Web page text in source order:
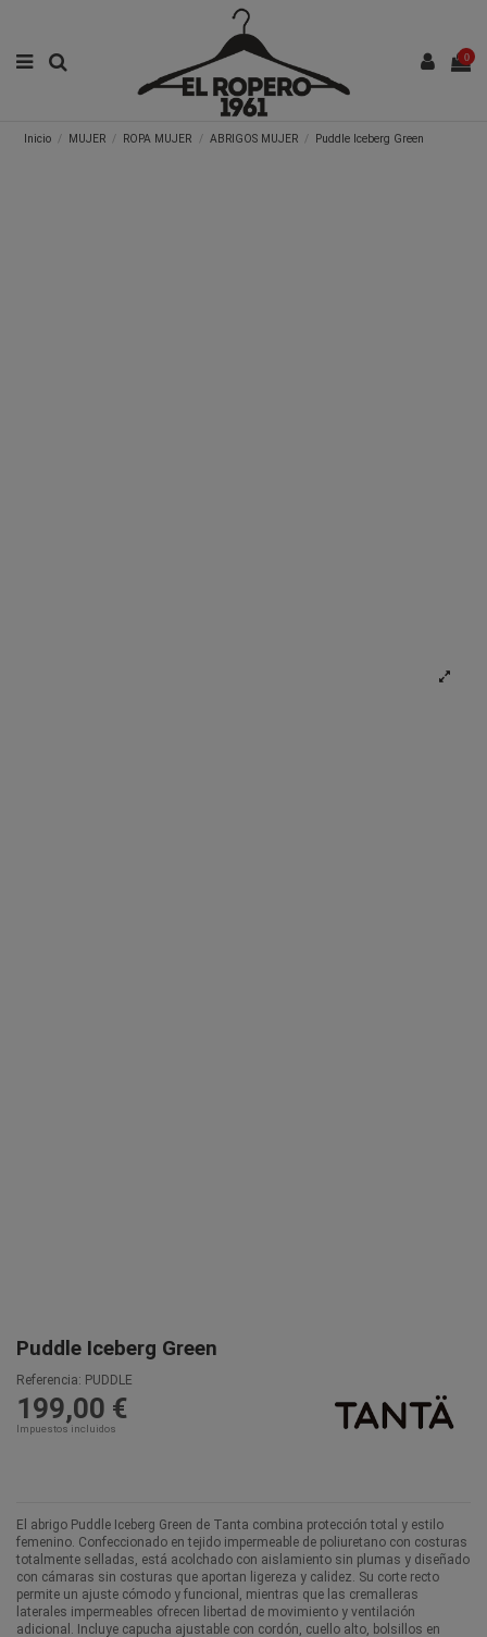
0
Inicio MUJER ROPA MUJER ABRIGOS MUJER Puddle Iceberg Green
Puddle Iceberg Green
Referencia: PUDDLE
199,00 €
Impuestos incluidos
El abrigo Puddle Iceberg Green de Tanta combina protección total y estilo
femenino. Confeccionado en tejido impermeable de poliuretano con costuras
totalmente selladas, está acolchado con aislamiento sin plumas y diseñado
con cámaras sin costuras que aportan ligereza y calidez. Su corte recto
permite un ajuste cómodo y funcional, mientras que las cremalleras
laterales impermeables ofrecen libertad de movimiento y ventilación
adicional. Incluye capucha ajustable con cordón, cuello alto, bolsillos en